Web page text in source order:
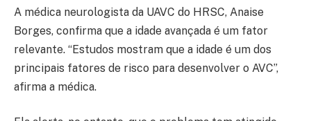
A médica neurologista da UAVC do HRSC, Anaise
Borges, confirma que a idade avançada é um fator
relevante. “Estudos mostram que a idade é um dos
principais fatores de risco para desenvolver o AVC”,
afirma a médica.